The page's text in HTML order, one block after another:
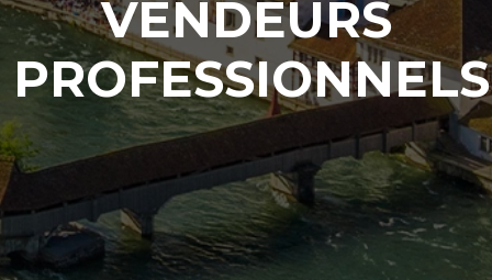
VENDEURS
PROFESSIONNELS